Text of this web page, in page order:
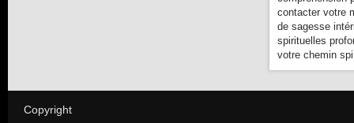
contacter votre
de sagesse
spirituelles
votre chemin
Copyright